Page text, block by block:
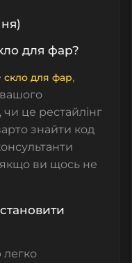
для фар?
скло для фар,
чи це рестайлінг
знайти код
ви щось не
легко